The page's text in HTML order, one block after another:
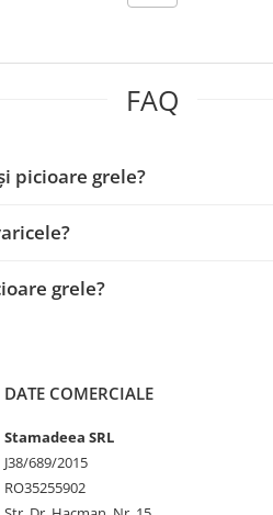
FAQ
picioare grele?
grele?
DATE COMERCIALE
Stamadeea SRL
J38/689/2015
RO35255902